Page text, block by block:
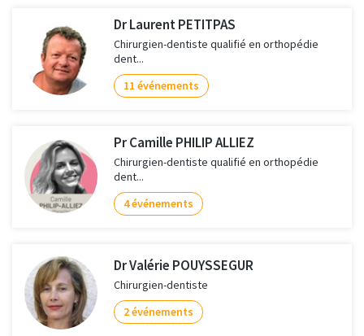
Dr Laurent PETITPAS
Chirurgien-dentiste qualifié en orthopédie
dent...
11 événements
Pr Camille PHILIP ALLIEZ
Chirurgien-dentiste qualifié en orthopédie
dent...
4 événements
Dr Valérie POUYSSEGUR
Chirurgien-dentiste
2 événements